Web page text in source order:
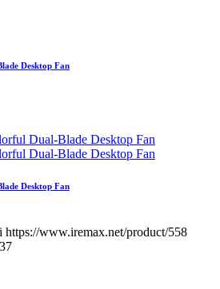
Desktop Fan
Desktop Fan
https://www.iremax.net/product/558